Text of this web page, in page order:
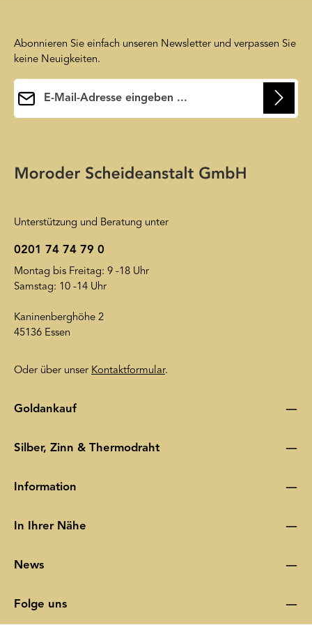
Abonnieren Sie einfach unseren Newsletter und verpassen Sie
keine Neuigkeiten.
Datenschutzerklärung wird insoweit verwiesen.
Unterstützung und Beratung unter
0201 74 74 79 0
Montag bis Freitag: 9 -18 Uhr
Samstag: 10 -14 Uhr
Kaninenberghöhe 2
45136 Essen
Oder über unser Kontaktformular.
Goldankauf
Silber, Zinn & Thermodraht
Information
In Ihrer Nähe
News
Folge uns